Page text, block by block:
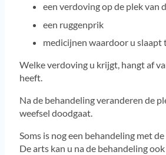
een verdoving op de plek van
een ruggenprik
medicijnen waardoor u slaapt
Welke verdoving u krijgt, hangt af
heeft.
Na de behandeling veranderen de
weefsel doodgaat.
Soms is nog een behandeling met
De arts kan u na de behandeling